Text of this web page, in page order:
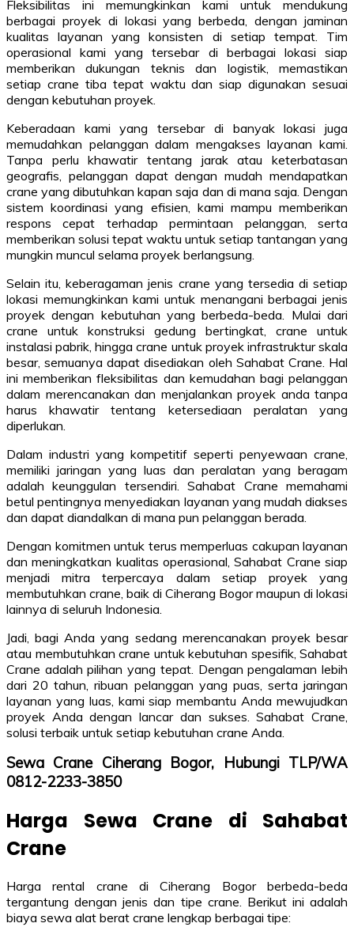
Fleksibilitas ini memungkinkan kami untuk mendukung
berbagai proyek di lokasi yang berbeda, dengan jaminan
kualitas layanan yang konsisten di setiap tempat. Tim
operasional kami yang tersebar di berbagai lokasi siap
memberikan dukungan teknis dan logistik, memastikan
setiap crane tiba tepat waktu dan siap digunakan sesuai
dengan kebutuhan proyek.
Keberadaan kami yang tersebar di banyak lokasi juga
memudahkan pelanggan dalam mengakses layanan kami.
Tanpa perlu khawatir tentang jarak atau keterbatasan
geografis, pelanggan dapat dengan mudah mendapatkan
crane yang dibutuhkan kapan saja dan di mana saja. Dengan
sistem koordinasi yang efisien, kami mampu memberikan
respons cepat terhadap permintaan pelanggan, serta
memberikan solusi tepat waktu untuk setiap tantangan yang
mungkin muncul selama proyek berlangsung.
Selain itu, keberagaman jenis crane yang tersedia di setiap
lokasi memungkinkan kami untuk menangani berbagai jenis
proyek dengan kebutuhan yang berbeda-beda. Mulai dari
crane untuk konstruksi gedung bertingkat, crane untuk
instalasi pabrik, hingga crane untuk proyek infrastruktur skala
besar, semuanya dapat disediakan oleh Sahabat Crane. Hal
ini memberikan fleksibilitas dan kemudahan bagi pelanggan
dalam merencanakan dan menjalankan proyek anda tanpa
harus khawatir tentang ketersediaan peralatan yang
diperlukan.
Dalam industri yang kompetitif seperti penyewaan crane,
memiliki jaringan yang luas dan peralatan yang beragam
adalah keunggulan tersendiri. Sahabat Crane memahami
betul pentingnya menyediakan layanan yang mudah diakses
dan dapat diandalkan di mana pun pelanggan berada.
Dengan komitmen untuk terus memperluas cakupan layanan
dan meningkatkan kualitas operasional, Sahabat Crane siap
menjadi mitra terpercaya dalam setiap proyek yang
membutuhkan crane, baik di Ciherang Bogor maupun di lokasi
lainnya di seluruh Indonesia.
Jadi, bagi Anda yang sedang merencanakan proyek besar
atau membutuhkan crane untuk kebutuhan spesifik, Sahabat
Crane adalah pilihan yang tepat. Dengan pengalaman lebih
dari 20 tahun, ribuan pelanggan yang puas, serta jaringan
layanan yang luas, kami siap membantu Anda mewujudkan
proyek Anda dengan lancar dan sukses. Sahabat Crane,
solusi terbaik untuk setiap kebutuhan crane Anda.
Sewa Crane Ciherang Bogor, Hubungi TLP/WA
0812-2233-3850
Harga Sewa Crane di Sahabat
Crane
Harga rental crane di Ciherang Bogor berbeda-beda
tergantung dengan jenis dan tipe crane. Berikut ini adalah
biaya sewa alat berat crane lengkap berbagai tipe: